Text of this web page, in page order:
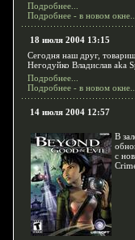
Подробнее...
Подробнее - в новом окне...
18 июля 2004 13:15
Сегодня наш друг,
Негодуйко Владислав aka
Подробнее...
Подробнее - в новом окне...
14 июля 2004 12:57
В
с